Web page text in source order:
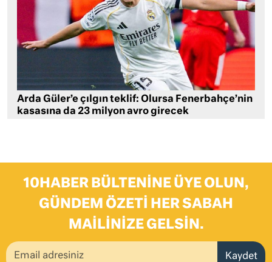
Arda Güler’e çılgın teklif: Olursa Fenerbahçe’nin
kasasına da 23 milyon avro girecek
10HABER BÜLTENINE ÜYE OLUN,
GÜNDEM ÖZETI HER SABAH
MAILINIZE GELSIN.
Kaydet